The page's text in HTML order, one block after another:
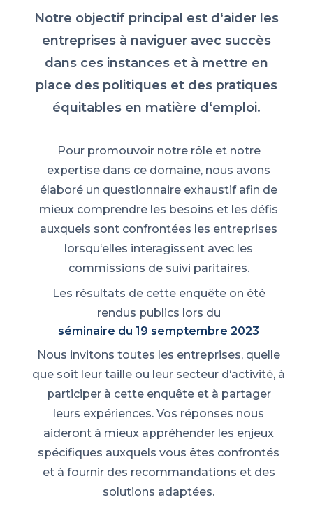
Notre objectif principal est d‘aider les
entreprises à naviguer avec succès
dans ces instances et à mettre en
place des politiques et des pratiques
équitables en matière d‘emploi.
Pour promouvoir notre rôle et notre
expertise dans ce domaine, nous avons
élaboré un questionnaire exhaustif afin de
mieux comprendre les besoins et les défis
auxquels sont confrontées les entreprises
lorsqu‘elles interagissent avec les
commissions de suivi paritaires.
Les résultats de cette enquête on été
rendus publics lors du
séminaire du 19 semptembre 2023
Nous invitons toutes les entreprises, quelle
que soit leur taille ou leur secteur d‘activité, à
participer à cette enquête et à partager
leurs expériences. Vos réponses nous
aideront à mieux appréhender les enjeux
spécifiques auxquels vous êtes confrontés
et à fournir des recommandations et des
solutions adaptées.